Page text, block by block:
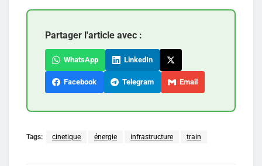
Partager l'article avec :
WhatsApp LinkedIn
Facebook Telegram Email
Tags: cinetique énergie infrastructure train